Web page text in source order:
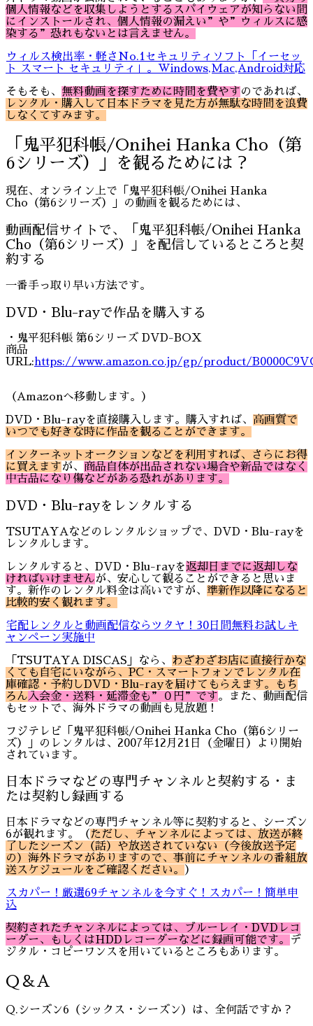
個人情報などを収集しようとするスパイウェアが知らない間
にインストールされ、個人情報の漏えい ”や”ウィルスに感
染する”恐れもないとは言えません。
ウィルス検出率・軽さNo.1セキュリティソフト「イーセッ
ト スマート セキュリティ」。Windows,Mac,Android対応
そもそも、 無料動画を探すために時間を費やすのであれば、
レンタル・購入して日本ドラマを見た方が無駄な時間を浪費
しなくてすみます。
「鬼平犯科帳/Onihei Hanka Cho（第
6シリーズ）」を観るためには？
現在、オンライン上で「鬼平犯科帳/Onihei Hanka
Cho（第6シリーズ）」の動画を観るためには、
動画配信サイトで、「鬼平犯科帳/Onihei Hanka
Cho（第6シリーズ）」を配信しているところと契
約する
一番手っ取り早い方法です。
DVD・Blu-rayで作品を購入する
・鬼平犯科帳 第6シリーズ DVD-BOX
商品
URL:https://www.amazon.co.jp/gp/product/
（Amazonへ移動します。）
DVD・Blu-rayを直接購入します。購入すれば、 高画質で
いつでも好きな時に作品を観ることができます。
インターネットオークションなどを利用すれば、さらにお得
に買えますが、 商品自体が出品されない場合や新品ではなく
中古品になり傷などがある恐れがあります。
DVD・Blu-rayをレンタルする
TSUTAYAなどのレンタルショップで、DVD・Blu-rayを
レンタルします。
レンタルすると、DVD・Blu-rayを返却日までに返却しな
ければいけませんが、安心して観ることができると思いま
す。新作のレンタル料金は高いですが、 準新作以降になると
比較的安く観れます。
宅配レンタルと動画配信ならツタヤ！30日間無料お試しキ
ャンペーン実施中
「TSUTAYA DISCAS」なら、 わざわざお店に直接行かな
くても自宅にいながら、PC・スマートフォンでレンタル在
庫確認・予約しDVD・Blu-rayを届けてもらえます。
もち
ろん入会金・送料・延滞金も”０円”です。また、動画配信
もセットで、海外ドラマの動画も見放題！
フジテレビ「鬼平犯科帳/Onihei Hanka Cho（第6シリー
ズ）」のレンタルは、2007年12月21日（金曜日）より開始
されています。
日本ドラマなどの専門チャンネルと契約する・ま
たは契約し録画する
日本ドラマなどの専門チャンネル等に契約すると、シーズン
6が観れます。（ ただし、チャンネルによっては、放送が終
了したシーズン（話）や放送されていない（今後放送予定
の）海外ドラマがありますので、事前にチャンネルの番組放
送スケジュールをご確認ください。
）
スカパー！厳選69チャンネルを今すぐ！スカパー！簡単申
込
契約されたチャンネルによっては、ブルーレイ・DVDレコ
ーダー、もしくはHDDレコーダーなどに録画可能です。
デ
ジタル・コピーワンスを用いているところもあります。
Q＆A
Q.シーズン6（シックス・シーズン）は、全何話ですか？